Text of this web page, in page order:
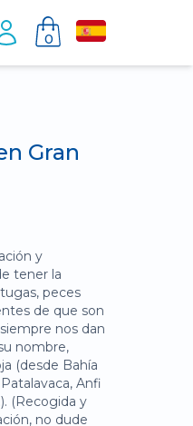
0
Gran
y
tener la
peces
de que son
nos dan
nombre,
(desde Bahía
Anfi
(Recogida y
no dude